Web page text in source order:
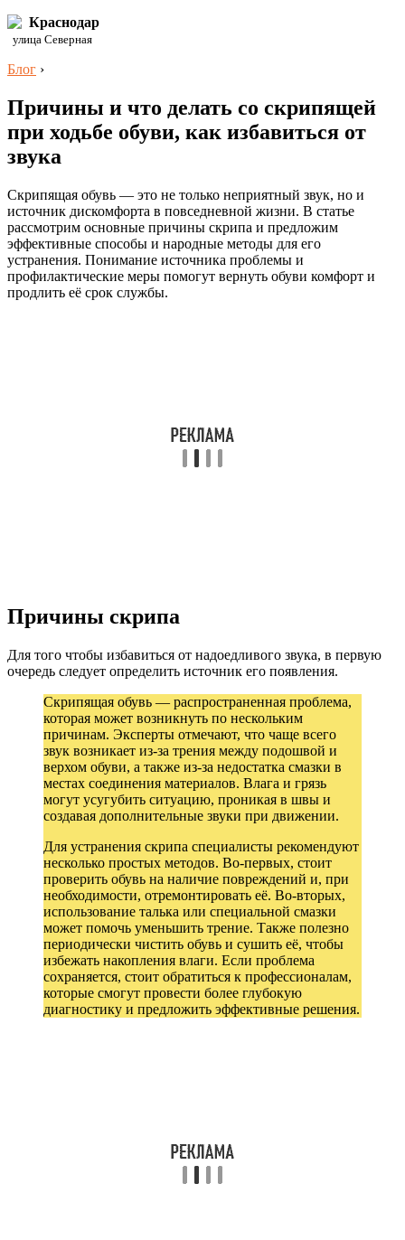
Краснодар
улица Северная
Блог ›
Причины и что делать со скрипящей
при ходьбе обуви, как избавиться от
звука
Скрипящая обувь — это не только неприятный звук, но и
источник дискомфорта в повседневной жизни. В статье
рассмотрим основные причины скрипа и предложим
эффективные способы и народные методы для его
устранения. Понимание источника проблемы и
профилактические меры помогут вернуть обуви комфорт и
продлить её срок службы.
Причины скрипа
Для того чтобы избавиться от надоедливого звука, в первую
очередь следует определить источник его появления.
Скрипящая обувь — распространенная проблема,
которая может возникнуть по нескольким
причинам. Эксперты отмечают, что чаще всего
звук возникает из-за трения между подошвой и
верхом обуви, а также из-за недостатка смазки в
местах соединения материалов. Влага и грязь
могут усугубить ситуацию, проникая в швы и
создавая дополнительные звуки при движении.
Для устранения скрипа специалисты рекомендуют
несколько простых методов. Во-первых, стоит
проверить обувь на наличие повреждений и, при
необходимости, отремонтировать её. Во-вторых,
использование талька или специальной смазки
может помочь уменьшить трение. Также полезно
периодически чистить обувь и сушить её, чтобы
избежать накопления влаги. Если проблема
сохраняется, стоит обратиться к профессионалам,
которые смогут провести более глубокую
диагностику и предложить эффективные решения.